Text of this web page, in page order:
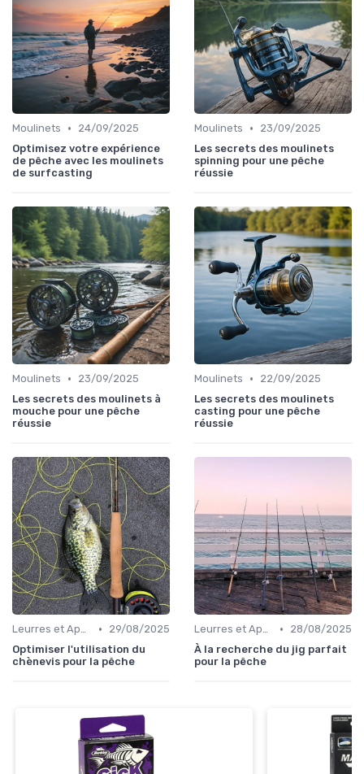
Moulinets •
24/09/2025
Optimisez votre expérience
de pêche avec les moulinets
de surfcasting
Moulinets •
23/09/2025
Les secrets des moulinets
spinning pour une pêche
réussie
Moulinets •
23/09/2025
Les secrets des moulinets à
mouche pour une pêche
réussie
Moulinets •
22/09/2025
Les secrets des moulinets
casting pour une pêche
réussie
Leurres et Appâts •
29/08/2025
Optimiser l'utilisation du
chènevis pour la pêche
Leurres et Appâts •
28/08/2025
À la recherche du jig parfait
pour la pêche